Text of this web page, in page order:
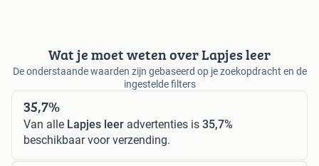
Wat je moet weten over Lapjes leer
De onderstaande waarden zijn gebaseerd op je zoekopdracht en de
ingestelde filters
35,7%
Van alle Lapjes leer advertenties is 35,7%
beschikbaar voor verzending.